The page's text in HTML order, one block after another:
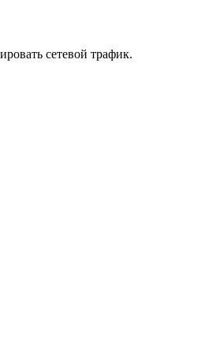
сетевой трафик.